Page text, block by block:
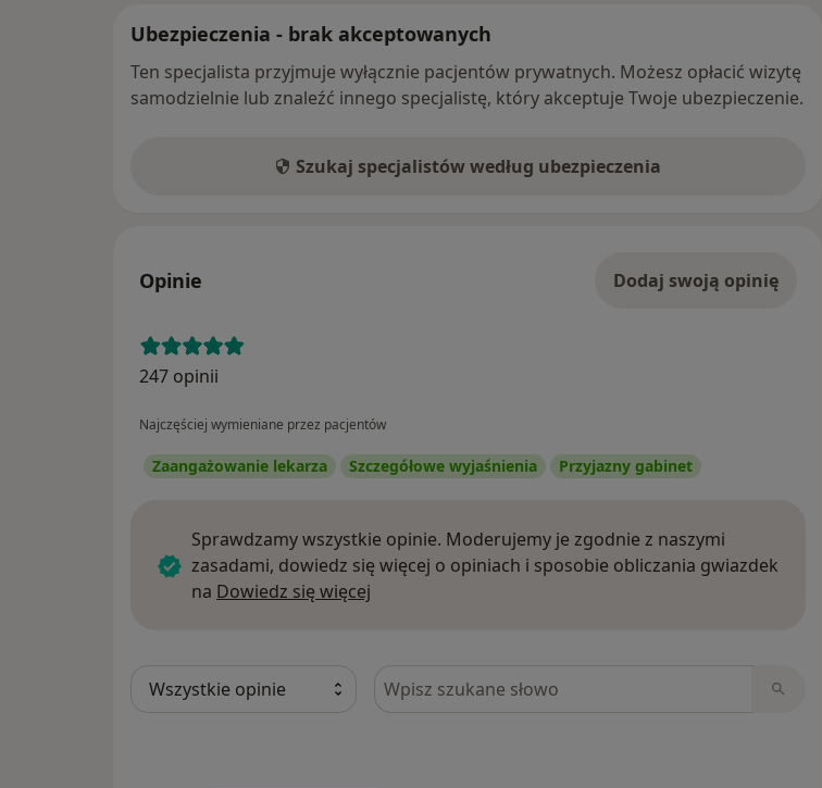
Ubezpieczenia - brak akceptowanych
Ten specjalista przyjmuje wyłącznie pacjentów prywatnych. Możesz opłacić wizytę
samodzielnie lub znaleźć innego specjalistę, który akceptuje Twoje ubezpieczenie.
Szukaj specjalistów według ubezpieczenia
Opinie Dodaj swoją opinię
247 opinii
Najczęściej wymieniane przez pacjentów
Zaangażowanie lekarza Szczegółowe wyjaśnienia Przyjazny gabinet
Sprawdzamy wszystkie opinie. Moderujemy je zgodnie z naszymi
zasadami, dowiedz się więcej o opiniach i sposobie obliczania gwiazdek
na Dowiedz się więcej
Szukaj w opiniach